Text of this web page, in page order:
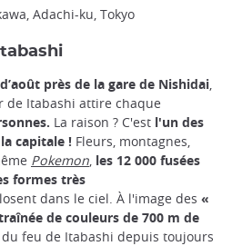
Adachi-ku, Tokyo
près de la gare de Nishidai,
Itabashi attire chaque
La raison ? C'est l'un des
capitale ! Fleurs, montagnes,
Pokemon, les 12 000 fusées
formes très
dans le ciel. À l'image des «
de couleurs de 700 m de
feu de Itabashi depuis toujours